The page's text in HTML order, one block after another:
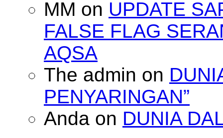
MM on UPDATE
FALSE FLAG
AQSA
The admin on
PENYARINGAN”
Anda on DUNIA